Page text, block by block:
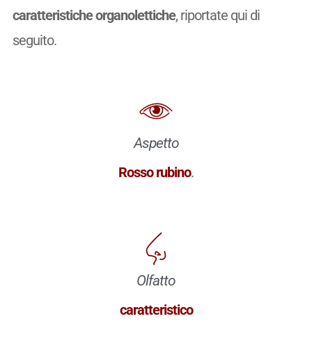
caratteristiche organolettiche, riportate qui di
seguito.
Aspetto
Rosso rubino.
Olfatto
caratteristico